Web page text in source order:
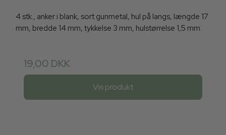
4 stk., anker i blank, sort gunmetal, hul på langs, længde 17
mm, bredde 14 mm, tykkelse 3 mm, hulstørrelse 1,5 mm.
19,00 DKK
Vis produkt